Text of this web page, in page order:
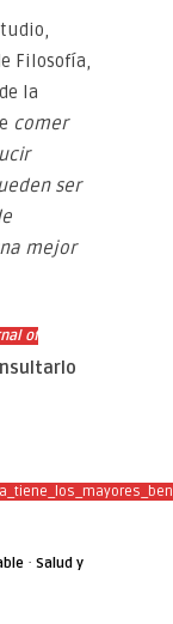
Filosofía,
la
comer
ser
mejor
of
· Salud y